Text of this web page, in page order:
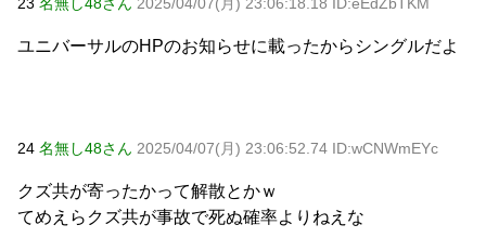
23 名無し48さん 2025/04/07(月) 23:06:18.18 ID:eEdZbTKM
ユニバーサルのHPのお知らせに載ったからシングルだよ
24 名無し48さん 2025/04/07(月) 23:06:52.74 ID:wCNWmEYc
クズ共が寄ったかって解散とかｗ
てめえらクズ共が事故で死ぬ確率よりねえな